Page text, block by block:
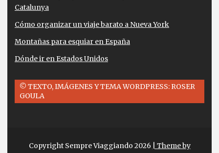
Catalunya
Cómo organizar un viaje barato a Nueva York
Montañas para esquiar en España
Dónde ir en Estados Unidos
© TEXTO, IMÁGENES Y TEMA WORDPRESS: ROSER
GOULA
Copyright Sempre Viaggiando 2026 | Theme by